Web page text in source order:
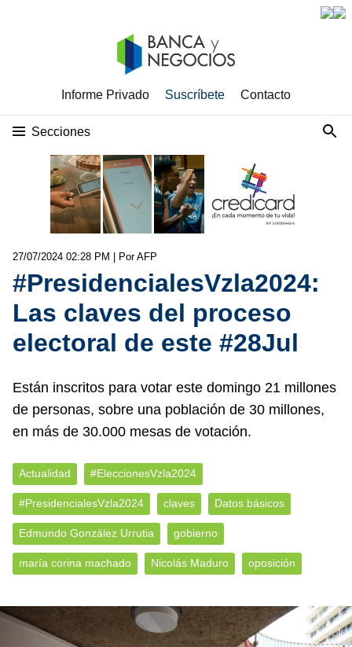
Informe Privado Suscríbete Contacto
Secciones
27/07/2024 02:28 PM | Por AFP
#PresidencialesVzla2024:
Las claves del proceso
electoral de este #28Jul
Están inscritos para votar este domingo 21 millones
de personas, sobre una población de 30 millones,
en más de 30.000 mesas de votación.
Actualidad #EleccionesVzla2024
#PresidencialesVzla2024 claves Datos básicos
Edmundo González Urrutia gobierno
maría corina machado Nicolás Maduro oposición